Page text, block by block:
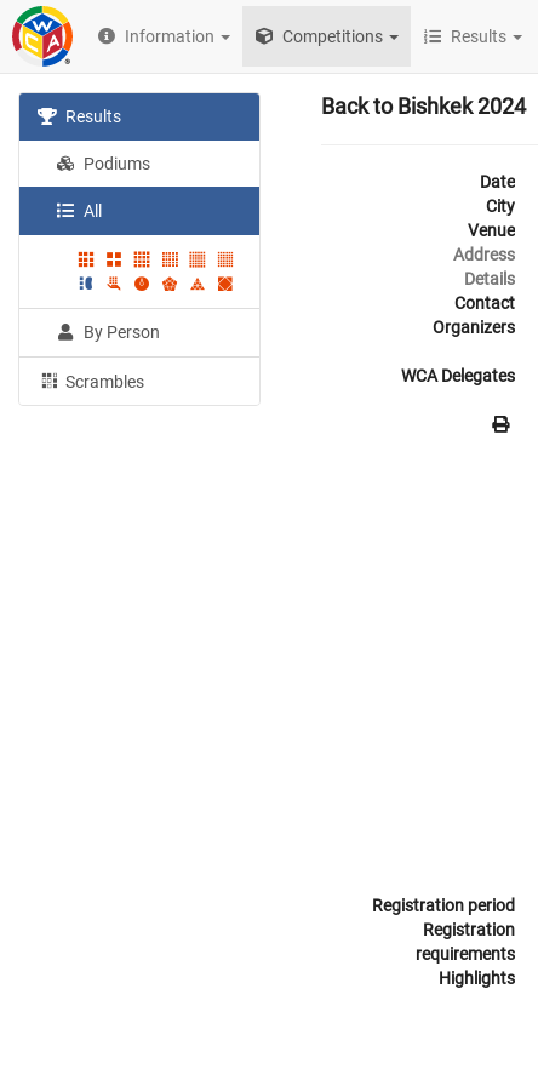
Information Competitions Results
Results
Podiums
All
By Person
Scrambles
Back to Bishkek 2024
Date
City
Venue
Address
Details
Contact
Organizers
WCA Delegates
Registration period
Registration
requirements
Highlights